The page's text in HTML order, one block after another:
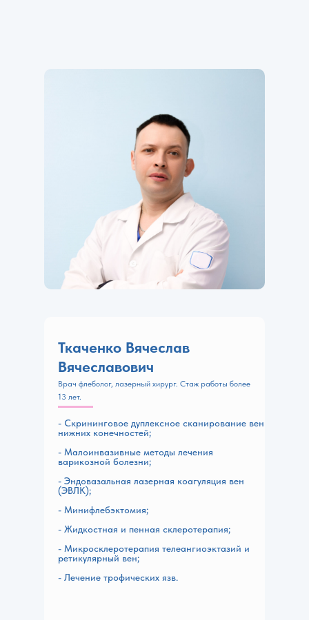
Врач флеболог, лазерный хирург. Стаж работы более
13 лет.
Ткаченко Вячеслав
Вячеславович
- Скрининговое дуплексное сканирование вен
нижних конечностей;
- Малоинвазивные методы лечения
варикозной болезни;
- Эндовазальная лазерная коагуляция вен
(ЭВЛК);
- Минифлебэктомия;
- Жидкостная и пенная склеротерапия;
- Микросклеротерапия телеангиоэктазий и
ретикулярный вен;
- Лечение трофических язв.